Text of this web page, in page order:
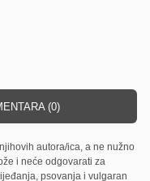
(0)
autora/ica, a ne nužno
i neće odgovarati za
psovanja i vulgaran